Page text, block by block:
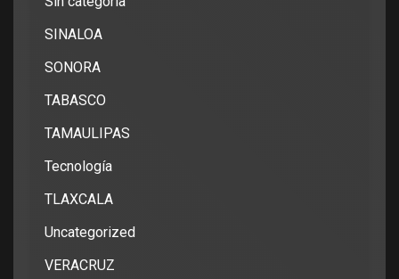
SINALOA
SONORA
TABASCO
TAMAULIPAS
Tecnología
TLAXCALA
Uncategorized
VERACRUZ